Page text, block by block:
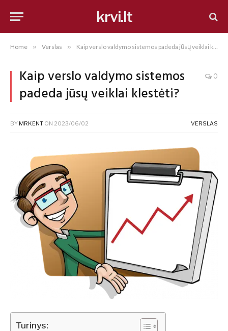
krvi.lt
Home » Verslas » Kaip verslo valdymo sistemos padeda jūsų veiklai klestėti?
Kaip verslo valdymo sistemos
padeda jūsų veiklai klestėti?
0
BY MRKENT ON 2023/06/02 VERSLAS
Turinys: